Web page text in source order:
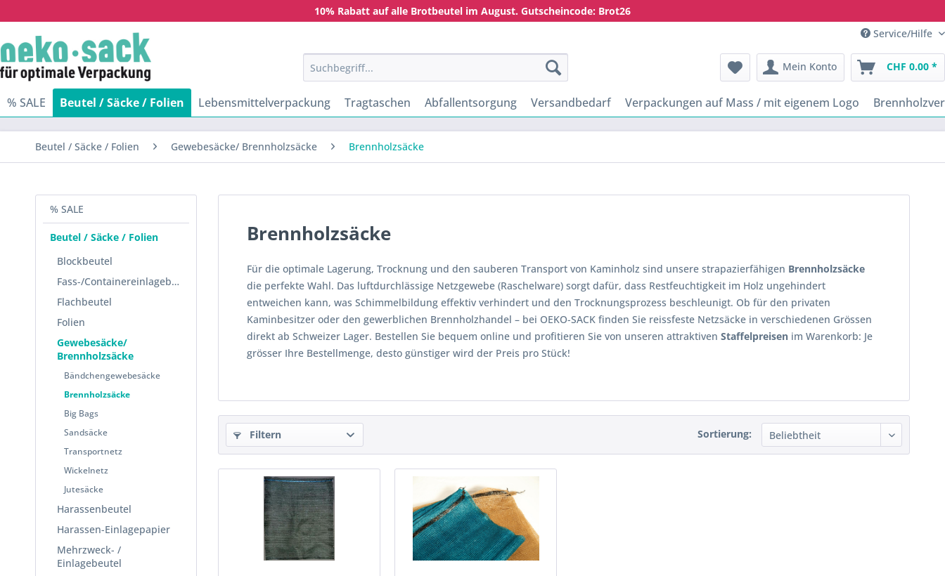
10% Rabatt auf alle Brotbeutel im August. Gutscheincode: Brot26
Service/Hilfe
Mein Konto CHF 0.00 *
% SALE Beutel / Säcke / Folien Lebensmittelverpackung Tragtaschen Abfallentsorgung Versandbedarf Verpackungen auf Mass / mit eigenem Logo
Beutel / Säcke / Folien Gewebesäcke/ Brennholzsäcke Brennholzsäcke
% SALE
Beutel / Säcke / Folien
Blockbeutel
Fass-/Containereinlagebeutel
Flachbeutel
Folien
Gewebesäcke/
Brennholzsäcke
Bändchengewebesäcke
Brennholzsäcke
Big Bags
Sandsäcke
Transportnetz
Wickelnetz
Jutesäcke
Harassenbeutel
Harassen-Einlagepapier
Mehrzweck- /
Einlagebeutel
Brennholzsäcke
Für die optimale Lagerung, Trocknung und den sauberen Transport von Kaminholz sind unsere strapazierfähigen Brennholzsäcke
die perfekte Wahl. Das luftdurchlässige Netzgewebe (Raschelware) sorgt dafür, dass Restfeuchtigkeit im Holz ungehindert
entweichen kann, was Schimmelbildung effektiv verhindert und den Trocknungsprozess beschleunigt. Ob für den privaten
Kaminbesitzer oder den gewerblichen Brennholzhandel – bei OEKO-SACK finden Sie reissfeste Netzsäcke in verschiedenen Grössen
direkt ab Schweizer Lager. Bestellen Sie bequem online und profitieren Sie von unseren attraktiven Staffelpreisen im Warenkorb: Je
grösser Ihre Bestellmenge, desto günstiger wird der Preis pro Stück!
Filtern Sortierung: